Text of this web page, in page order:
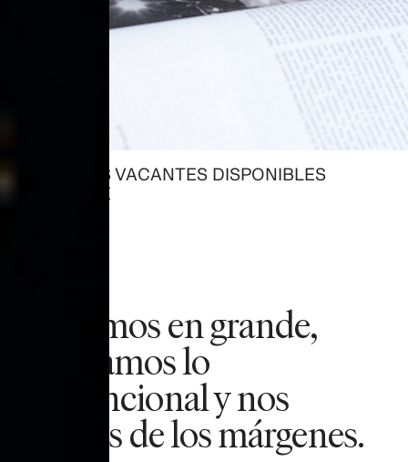
TODAS LAS VACANTES DISPONIBLES
→ EXPLORE
Pensamos en grande,
desafiamos lo
convencional y nos
salimos de los márgenes.